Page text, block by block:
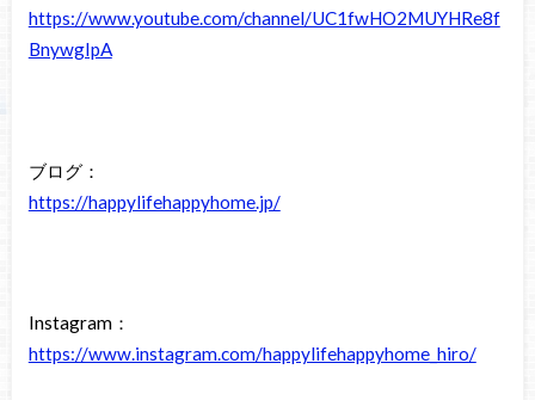
https://www.youtube.com/channel/UC1fwHO2MUYHRe8f
BnywgIpA
ブログ：
https://happylifehappyhome.jp/
Instagram：
https://www.instagram.com/happylifehappyhome_hiro/